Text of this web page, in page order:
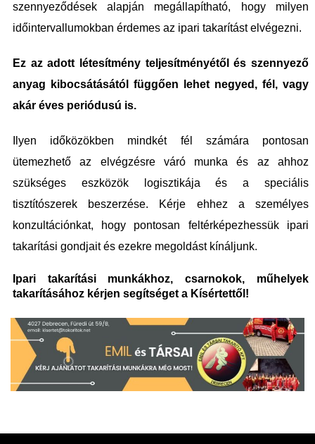
szennyeződések alapján megállapítható, hogy milyen
időintervallumokban érdemes az ipari takarítást elvégezni.
Ez az adott létesítmény teljesítményétől és szennyező
anyag kibocsátásától függően lehet negyed, fél, vagy
akár éves periódusú is.
Ilyen időközökben mindkét fél számára pontosan
ütemezhető az elvégzésre váró munka és az ahhoz
szükséges eszközök logisztikája és a speciális
tisztítószerek beszerzése. Kérje ehhez a személyes
konzultációnkat, hogy pontosan feltérképezhessük ipari
takarítási gondjait és ezekre megoldást kínáljunk.
Ipari takarítási munkákhoz, csarnokok, műhelyek
takarításához kérjen segítséget a Kísértettől!